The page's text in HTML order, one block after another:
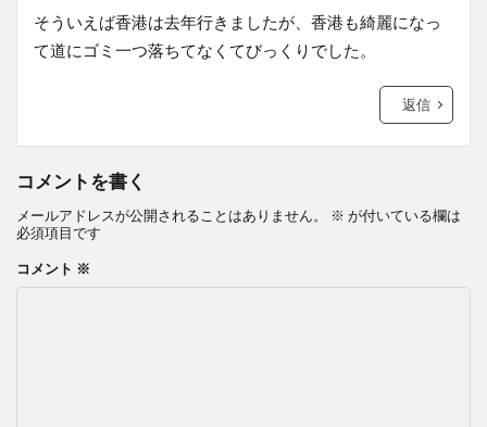
そういえば香港は去年行きましたが、香港も綺麗になっ
て道にゴミ一つ落ちてなくてびっくりでした。
返信
コメントを書く
メールアドレスが公開されることはありません。 ※ が付いている欄は
必須項目です
コメント ※